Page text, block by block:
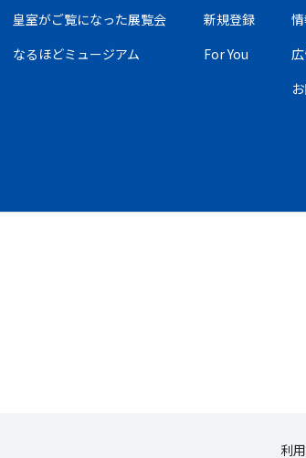
皇室がご覧になった展覧会
なるほどミュージアム
新規登録
For You
利